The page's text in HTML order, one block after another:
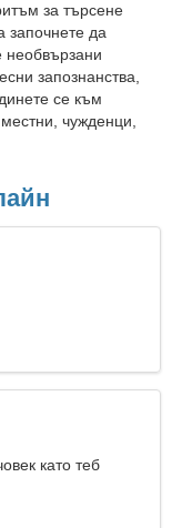
за търсене
да
необвързани
запознанства,
се към
чужденци,
като теб